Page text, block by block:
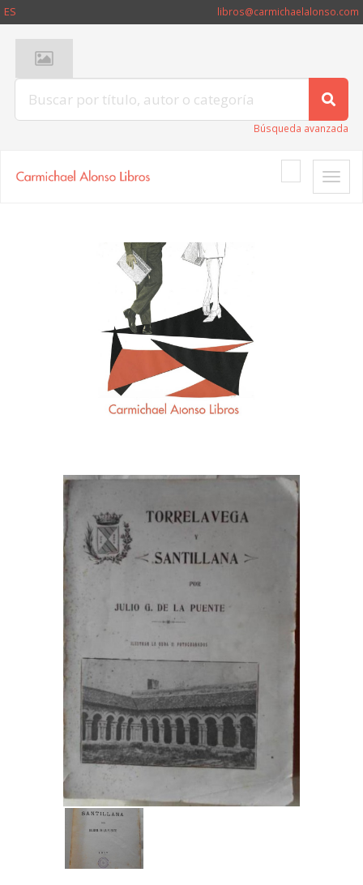
ES libros@carmichaelalonso.com
Búsqueda avanzada
Toggle